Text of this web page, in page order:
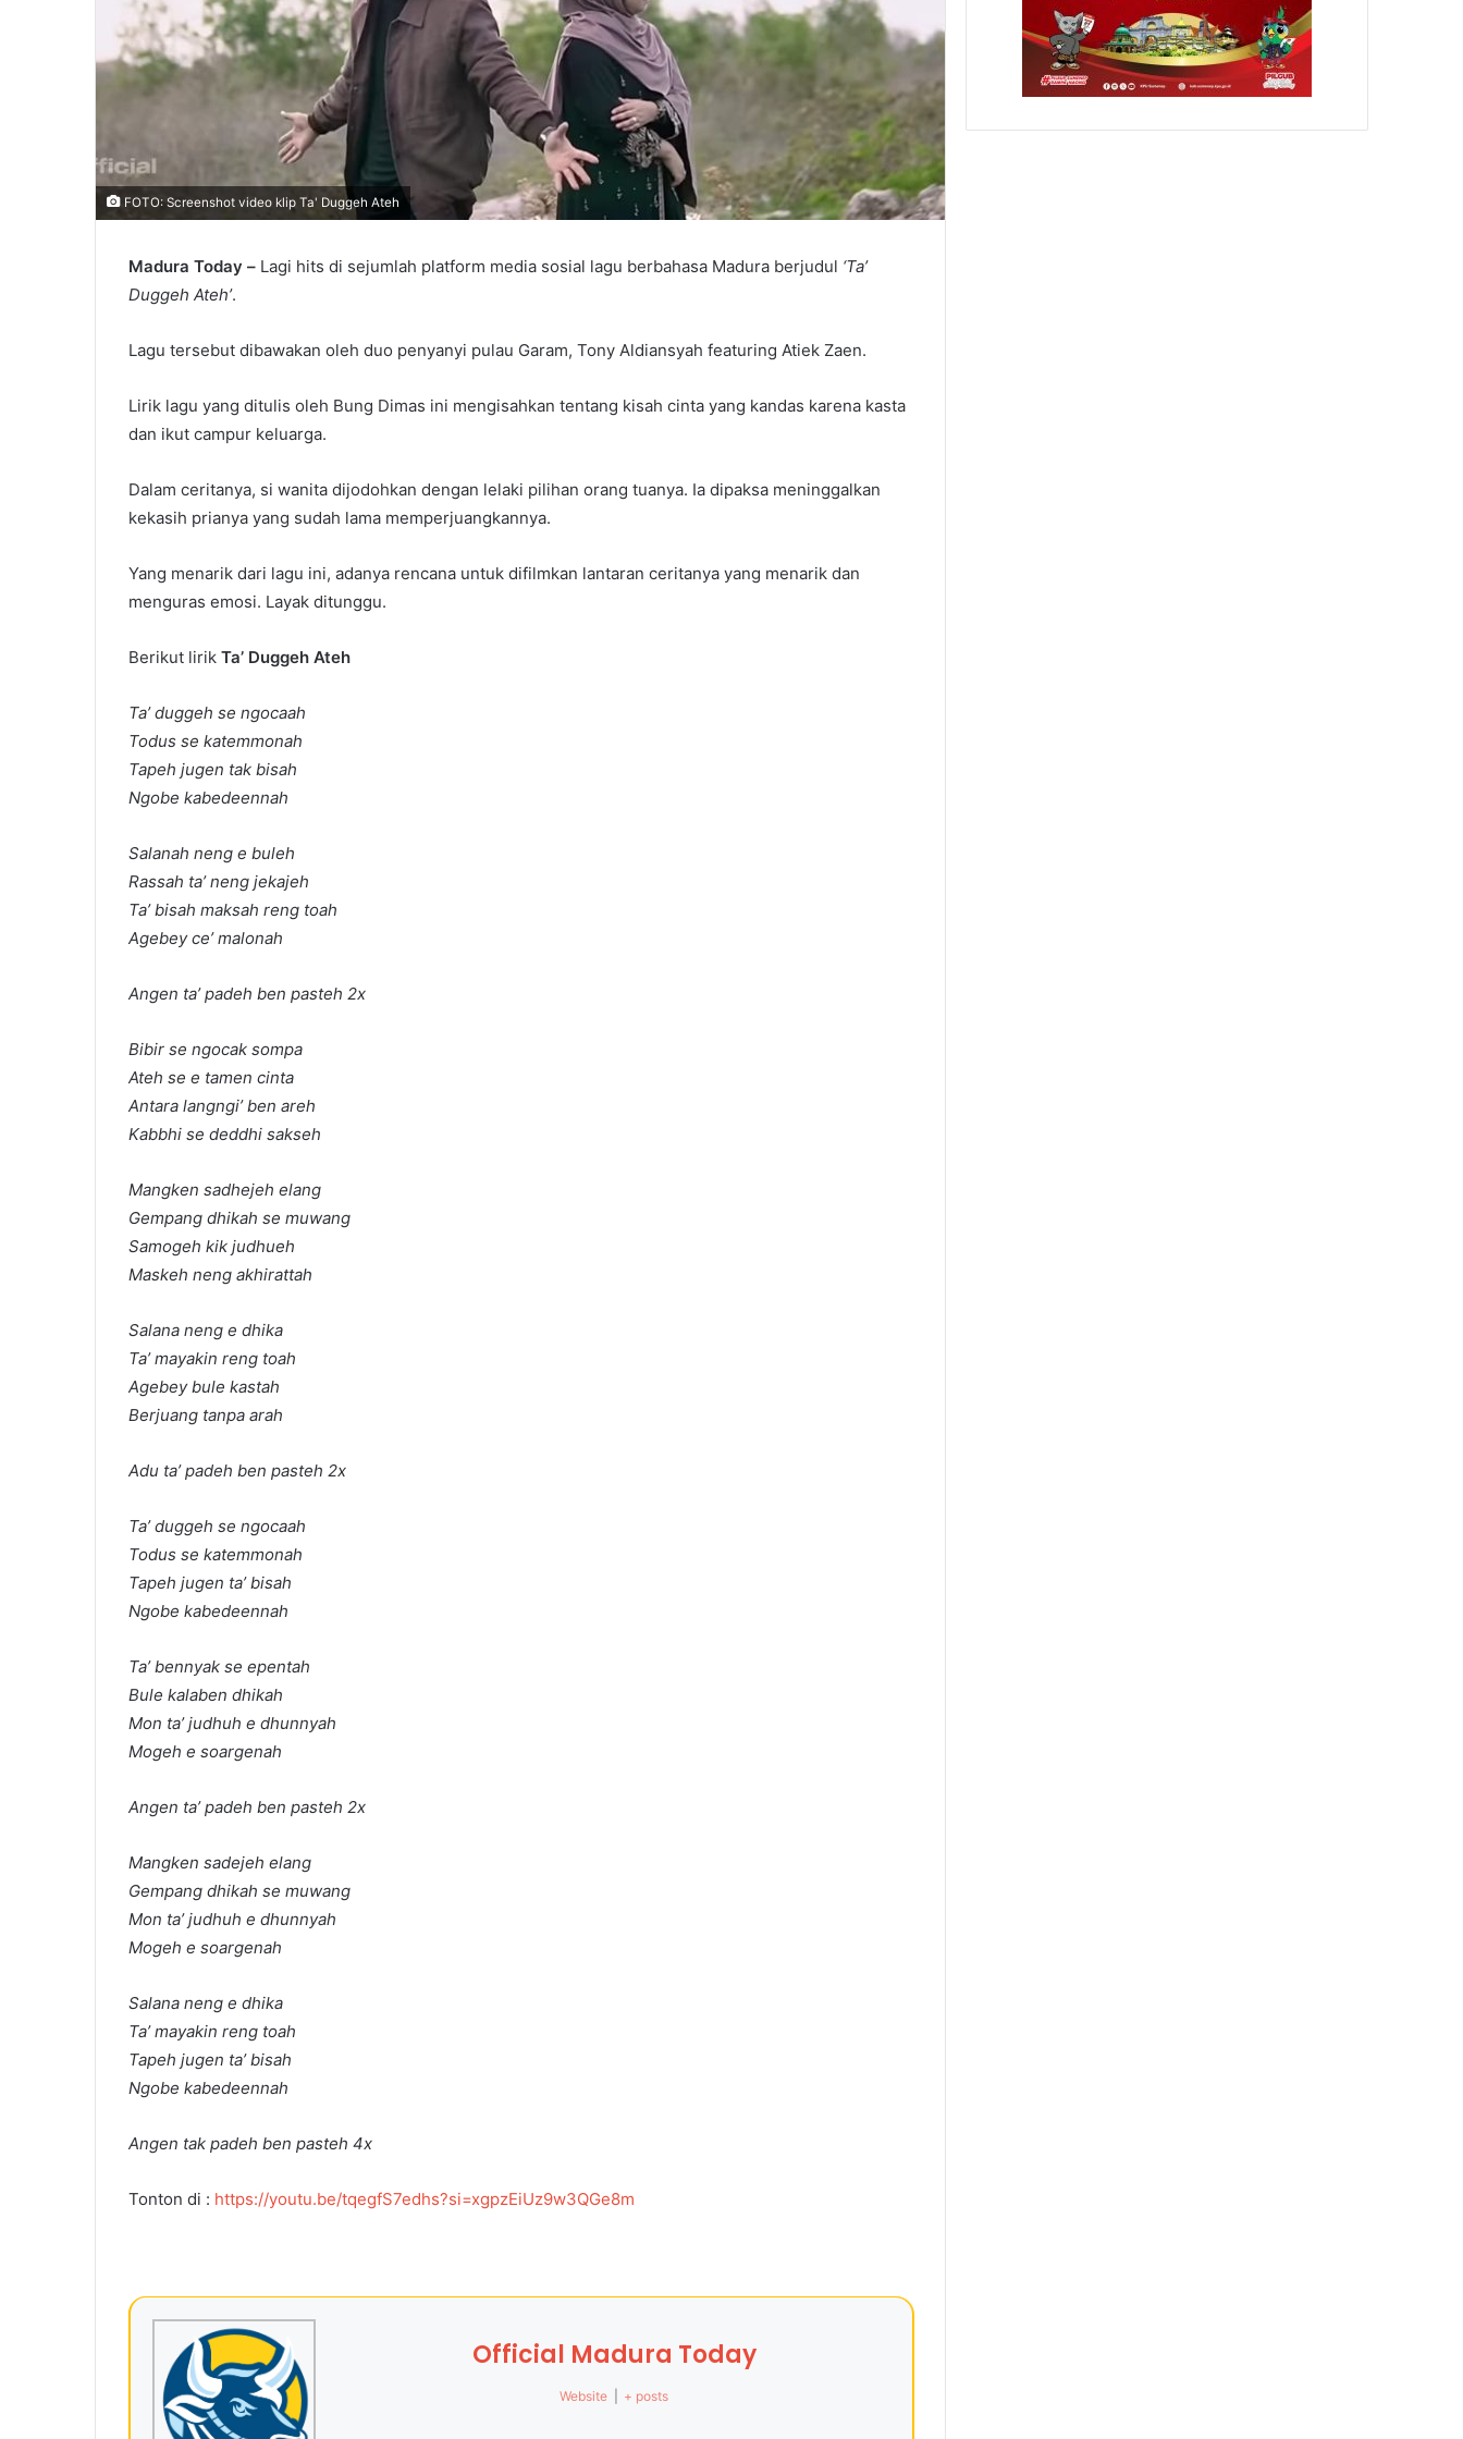
FOTO: Screenshot video klip Ta' Duggeh Ateh
Madura Today – Lagi hits di sejumlah platform media sosial lagu berbahasa Madura berjudul ‘Ta’
Duggeh Ateh’.
Lagu tersebut dibawakan oleh duo penyanyi pulau Garam, Tony Aldiansyah featuring Atiek Zaen.
Lirik lagu yang ditulis oleh Bung Dimas ini mengisahkan tentang kisah cinta yang kandas karena kasta
dan ikut campur keluarga.
Dalam ceritanya, si wanita dijodohkan dengan lelaki pilihan orang tuanya. Ia dipaksa meninggalkan
kekasih prianya yang sudah lama memperjuangkannya.
Yang menarik dari lagu ini, adanya rencana untuk difilmkan lantaran ceritanya yang menarik dan
menguras emosi. Layak ditunggu.
Berikut lirik Ta’ Duggeh Ateh
Ta’ duggeh se ngocaah
Todus se katemmonah
Tapeh jugen tak bisah
Ngobe kabedeennah
Salanah neng e buleh
Rassah ta’ neng jekajeh
Ta’ bisah maksah reng toah
Agebey ce’ malonah
Angen ta’ padeh ben pasteh 2x
Bibir se ngocak sompa
Ateh se e tamen cinta
Antara langngi’ ben areh
Kabbhi se deddhi sakseh
Mangken sadhejeh elang
Gempang dhikah se muwang
Samogeh kik judhueh
Maskeh neng akhirattah
Salana neng e dhika
Ta’ mayakin reng toah
Agebey bule kastah
Berjuang tanpa arah
Adu ta’ padeh ben pasteh 2x
Ta’ duggeh se ngocaah
Todus se katemmonah
Tapeh jugen ta’ bisah
Ngobe kabedeennah
Ta’ bennyak se epentah
Bule kalaben dhikah
Mon ta’ judhuh e dhunnyah
Mogeh e soargenah
Angen ta’ padeh ben pasteh 2x
Mangken sadejeh elang
Gempang dhikah se muwang
Mon ta’ judhuh e dhunnyah
Mogeh e soargenah
Salana neng e dhika
Ta’ mayakin reng toah
Tapeh jugen ta’ bisah
Ngobe kabedeennah
Angen tak padeh ben pasteh 4x
Tonton di : https://youtu.be/tqegfS7edhs?si=xgpzEiUz9w3QGe8m
Official Madura Today
Website + posts